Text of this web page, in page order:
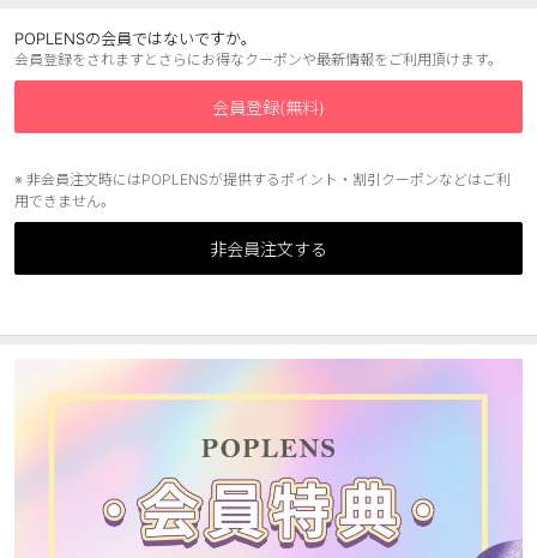
ケア用品
レビュー
総合掲示板
アプリダウンロード
TWITTER LINE FACEBOOK
POPLENSの会員ではないですか。
会員登録をされますとさらにお得なクーポンや最新情報をご利用頂けます。
会員登録(無料)
※ 非会員注文時にはPOPLENSが提供するポイント・割引クーポンなどはご利
用できません。
非会員注文する